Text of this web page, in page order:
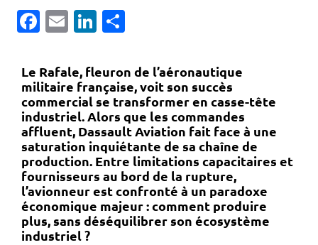
Facebook
EmailLinkedIn
Le Rafale, fleuron de l’aéronautique
militaire française, voit son succès
commercial se transformer en casse-tête
industriel. Alors que les commandes
affluent, Dassault Aviation fait face à une
saturation inquiétante de sa chaîne de
production. Entre limitations capacitaires et
fournisseurs au bord de la rupture,
l’avionneur est confronté à un paradoxe
économique majeur : comment produire
plus, sans déséquilibrer son écosystème
industriel ?